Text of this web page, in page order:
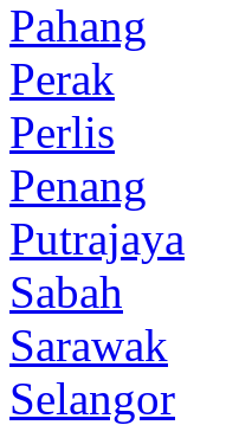
Pahang
Perak
Perlis
Penang
Putrajaya
Sabah
Sarawak
Selangor